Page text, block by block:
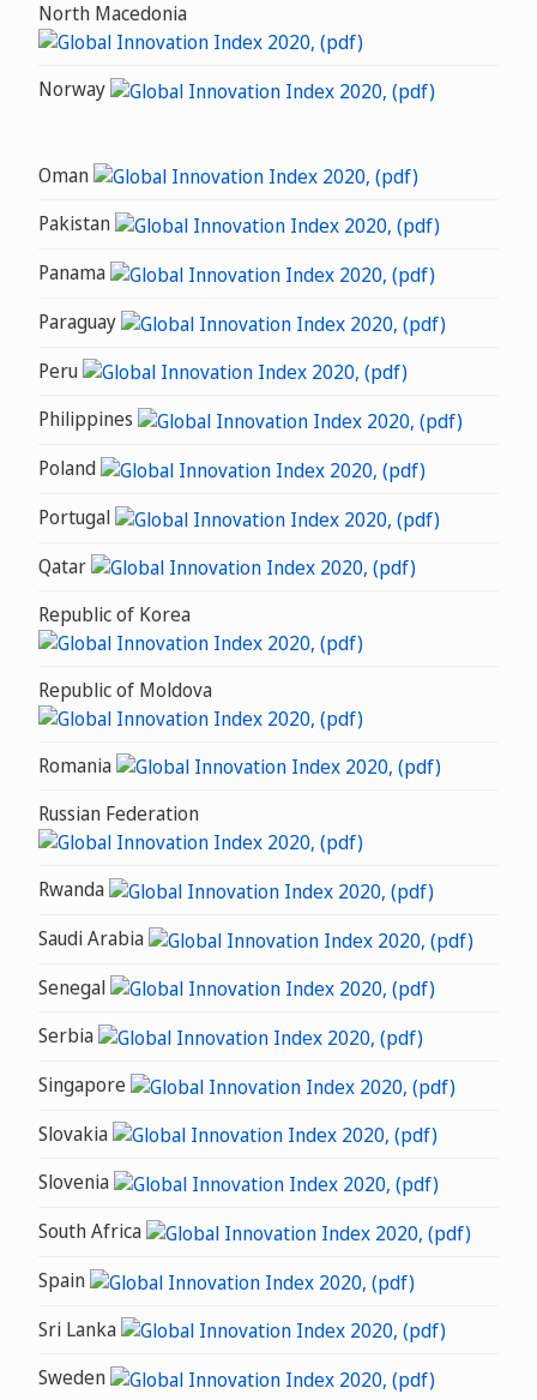
North Macedonia
Norway
Oman
Pakistan
Panama
Paraguay
Peru
Philippines
Poland
Portugal
Qatar
Republic of Korea
Republic of Moldova
Romania
Russian Federation
Rwanda
Saudi Arabia
Senegal
Serbia
Singapore
Slovakia
Slovenia
South Africa
Spain
Sri Lanka
Sweden